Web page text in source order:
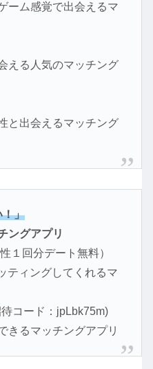
ーム感覚で出会えるマ
える人気のマッチング
と出会えるマッチング
！」
ングアプリ
１回分デート無料）
ティングしてくれるマ
待コード：jpLbk75m)
きるマッチングアプリ